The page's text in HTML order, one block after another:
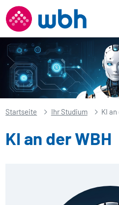
Startseite Ihr Studium KI an
KI an der WBH